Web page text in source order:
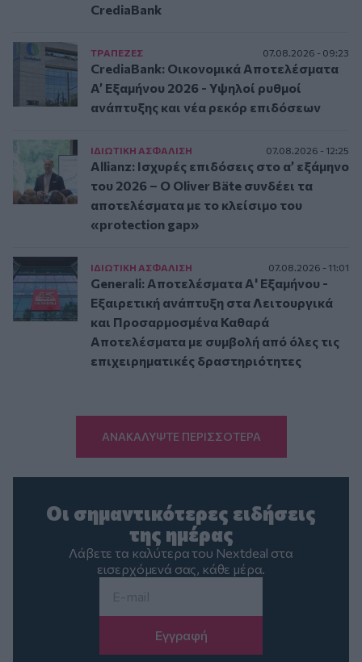
CrediaBank
ΤΡAΠΕΖΕΣ 07.08.2026 - 09:23
CrediaBank: Οικονομικά Αποτελέσματα
A’ Εξαμήνου 2026 - Υψηλοί ρυθμοί
ανάπτυξης και νέα ρεκόρ επιδόσεων
ΙΔΙΩΤΙΚΗ ΑΣΦAΛΙΣΗ 07.08.2026 - 12:25
Allianz: Ισχυρές επιδόσεις στο α’ εξάμηνο
του 2026 – Ο Oliver Bäte συνδέει τα
αποτελέσματα με το κλείσιμο του
«protection gap»
ΙΔΙΩΤΙΚΗ ΑΣΦAΛΙΣΗ 07.08.2026 - 11:01
Generali: Αποτελέσματα Α' Εξαμήνου -
Εξαιρετική ανάπτυξη στα Λειτουργικά
και Προσαρμοσμένα Καθαρά
Αποτελέσματα με συμβολή από όλες τις
επιχειρηματικές δραστηριότητες
ΑΝΑΚΑΛΥΨΤΕ ΠΕΡΙΣΣΟΤΕΡΑ
Οι σημαντικότερες ειδήσεις
της ημέρας
Λάβετε τα καλύτερα του Nextdeal στα
εισερχόμενά σας, κάθε μέρα.